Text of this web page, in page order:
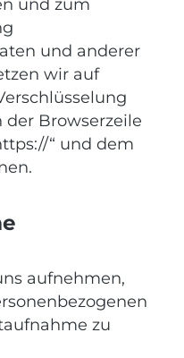
und zum
und anderer
wir auf
der Browserzeile
“ und dem
aufnehmen,
zu